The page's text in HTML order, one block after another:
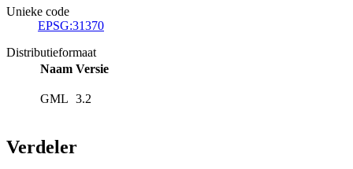
Unieke code
EPSG:31370
Distributieformaat
Naam Versie
GML 3.2
Verdeler